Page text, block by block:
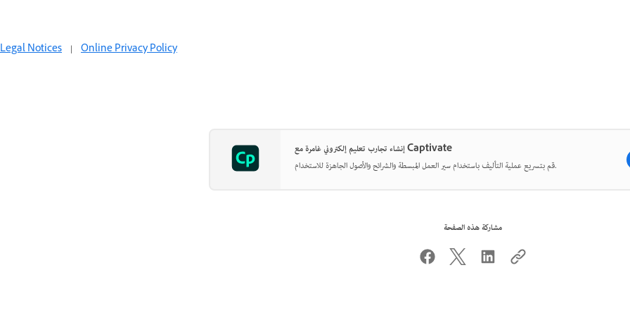
Legal Notices | Online Privacy Policy
إنشاء تجارب تعليم إلكتروني غامرة مع Captivate
قم بتسريع عملية التأليف باستخدام سير العمل المبسطة والشرائح والأصول الجاهزة للاستخدام.
مشاركة هذه الصفحة